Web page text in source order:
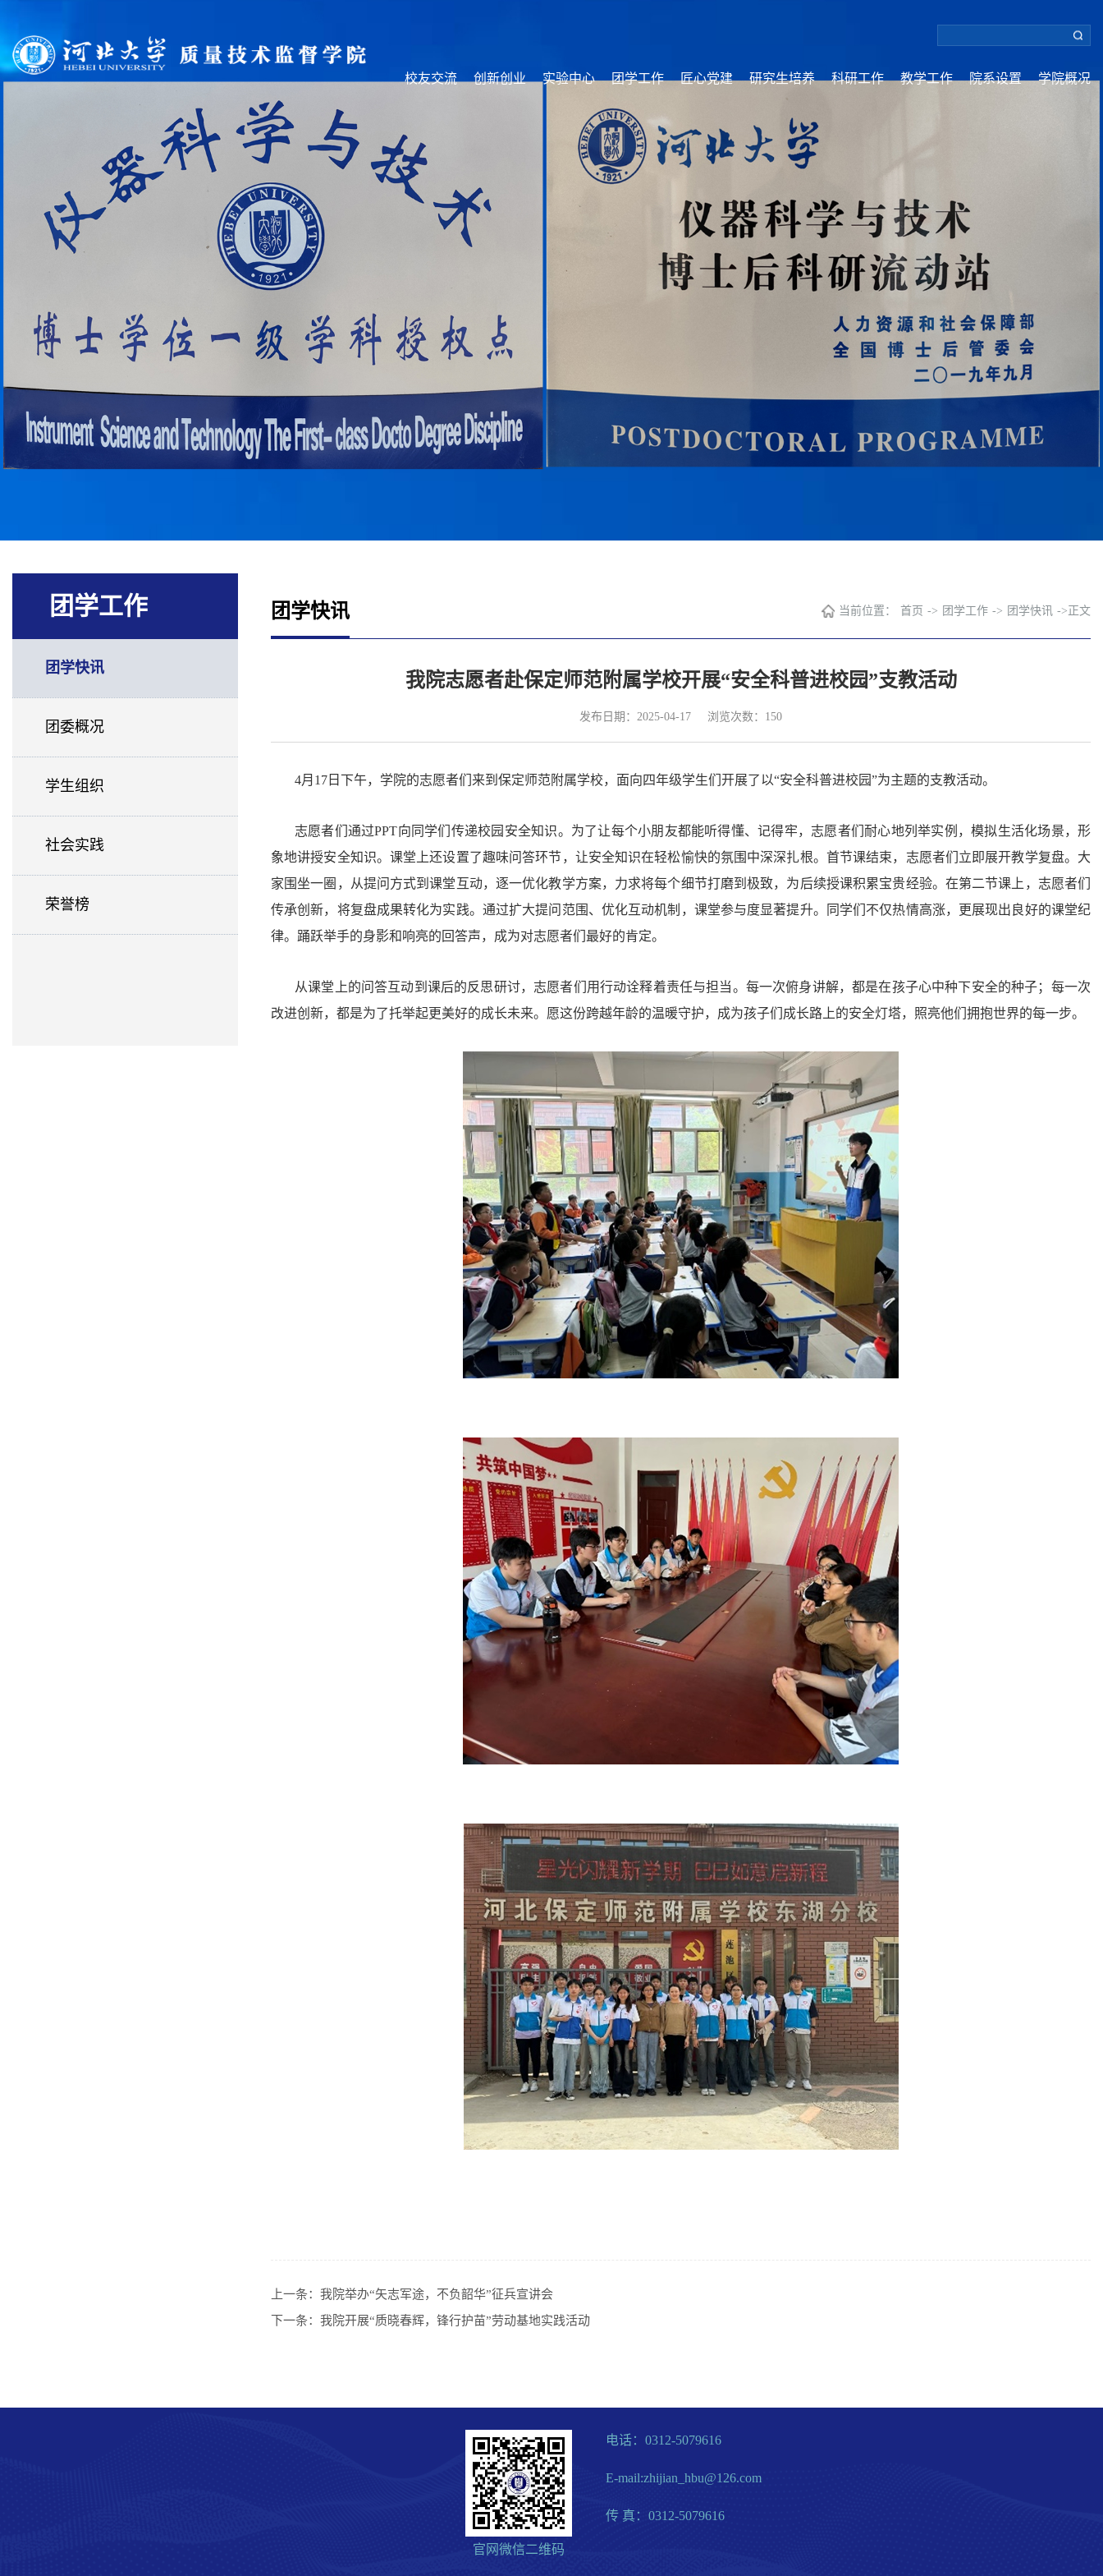
学院概况
院系设置
教学工作
科研工作
研究生培养
匠心党建
团学工作
实验中心
创新创业
校友交流
团学工作
团学快讯
团委概况
学生组织
社会实践
荣誉榜
团学快讯 当前位置： 首页 -> 团学工作 -> 团学快讯 -> 正文
我院志愿者赴保定师范附属学校开展“安全科普进校园”支教活动
发布日期：2025-04-17 浏览次数： 150
4月17日下午，学院的志愿者们来到保定师范附属学校，面向四年级学生们开展了以“安全科普进校园”为主题的支教活动。
志愿者们通过PPT向同学们传递校园安全知识。为了让每个小朋友都能听得懂、记得牢，志愿者们耐心地列举实例，模拟生活化场景，形
象地讲授安全知识。课堂上还设置了趣味问答环节，让安全知识在轻松愉快的氛围中深深扎根。首节课结束，志愿者们立即展开教学复盘。大
家围坐一圈，从提问方式到课堂互动，逐一优化教学方案，力求将每个细节打磨到极致，为后续授课积累宝贵经验。在第二节课上，志愿者们
传承创新，将复盘成果转化为实践。通过扩大提问范围、优化互动机制，课堂参与度显著提升。同学们不仅热情高涨，更展现出良好的课堂纪
律。踊跃举手的身影和响亮的回答声，成为对志愿者们最好的肯定。
从课堂上的问答互动到课后的反思研讨，志愿者们用行动诠释着责任与担当。每一次俯身讲解，都是在孩子心中种下安全的种子；每一次
改进创新，都是为了托举起更美好的成长未来。愿这份跨越年龄的温暖守护，成为孩子们成长路上的安全灯塔，照亮他们拥抱世界的每一步。
上一条： 我院举办“矢志军途，不负韶华”征兵宣讲会
下一条： 我院开展“质晓春辉，锋行护苗”劳动基地实践活动
官网微信二维码
电话：0312-5079616
E-mail:zhijian_hbu@126.com
传 真：0312-5079616